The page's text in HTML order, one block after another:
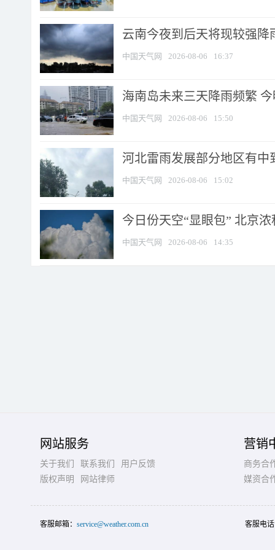
云南今夜到后天将现较强降
中国天气网 2026-08-06 16:37
海南岛未来三天降雨频繁
中国天气网 2026-08-06 15:50
河北雷雨发展部分地区有中
中国天气网 2026-08-06 15:02
今日份天空“显眼包” 北京
中国天气网 2026-08-06 14:35
网站服务
关于我们 联系我们
用户反馈
版权声明
网站律师
营销
商务合
媒资合
客服邮箱： service@weather.com.cn 客服电